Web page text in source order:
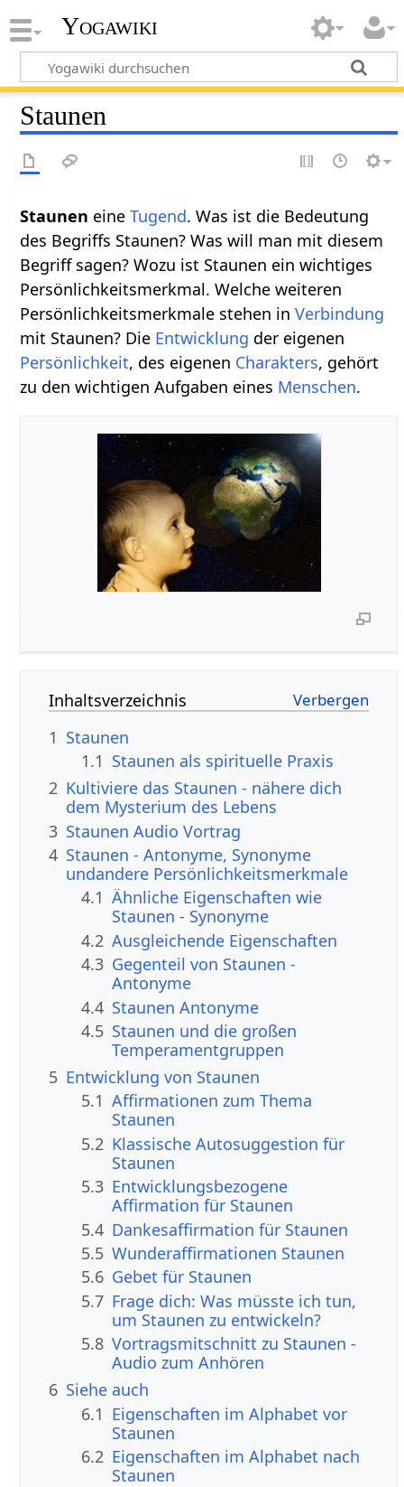
Yogawiki
Staunen
Staunen eineTugend. Was ist die Bedeutung
des Begriffs Staunen? Was will man mit diesem
Begriff sagen? Wozu ist Staunen ein wichtiges
Persönlichkeitsmerkmal. Welche weiteren
Persönlichkeitsmerkmale stehen inVerbindung
mit Staunen? Die Entwicklung der eigenen
Persönlichkeit, des eigenen Charakters, gehört
zu den wichtigen Aufgaben eines Menschen.
Inhaltsverzeichnis
1 Staunen
1.1 Staunen als spirituelle Praxis
2 Kultiviere das Staunen - nähere dich
dem Mysterium des Lebens
3 Staunen Audio Vortrag
4 Staunen - Antonyme, Synonyme
undandere Persönlichkeitsmerkmale
4.1 Ähnliche Eigenschaften wie
Staunen - Synonyme
4.2 Ausgleichende Eigenschaften
4.3 Gegenteil von Staunen -
Antonyme
4.4 Staunen Antonyme
4.5 Staunen und die großen
Temperamentgruppen
5 Entwicklung von Staunen
5.1 Affirmationen zum Thema
Staunen
5.2 Klassische Autosuggestion für
Staunen
5.3 Entwicklungsbezogene
Affirmation für Staunen
5.4 Dankesaffirmation für Staunen
5.5 Wunderaffirmationen Staunen
5.6 Gebet für Staunen
5.7 Frage dich: Was müsste ich tun,
um Staunen zu entwickeln?
5.8 Vortragsmitschnitt zu Staunen -
Audio zum Anhören
6 Siehe auch
6.1 Eigenschaften im Alphabet vor
Staunen
6.2 Eigenschaften im Alphabet nach
Staunen